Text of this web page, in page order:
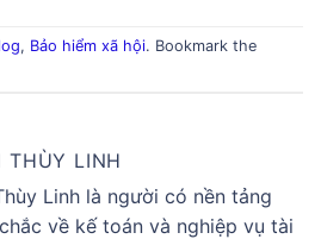
, Bảo hiểm xã hội. Bookmark the
THÙY LINH
Linh là người có nền tảng
về kế toán và nghiệp vụ tài